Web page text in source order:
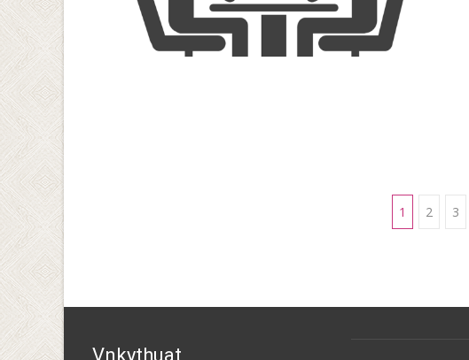
1 2 3
Vnkythuat